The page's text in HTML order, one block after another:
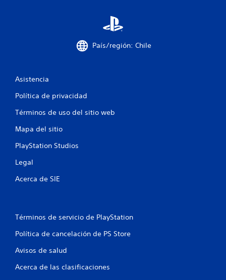
País/región: Chile
Asistencia
Política de privacidad
Términos de uso del sitio web
Mapa del sitio
PlayStation Studios
Legal
Acerca de SIE
Términos de servicio de PlayStation
Política de cancelación de PS Store
Avisos de salud
Acerca de las clasificaciones